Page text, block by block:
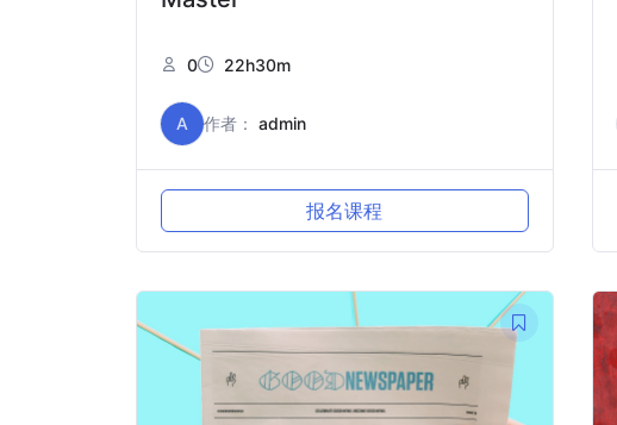
0 22h30m
A 作者： admin
报名课程